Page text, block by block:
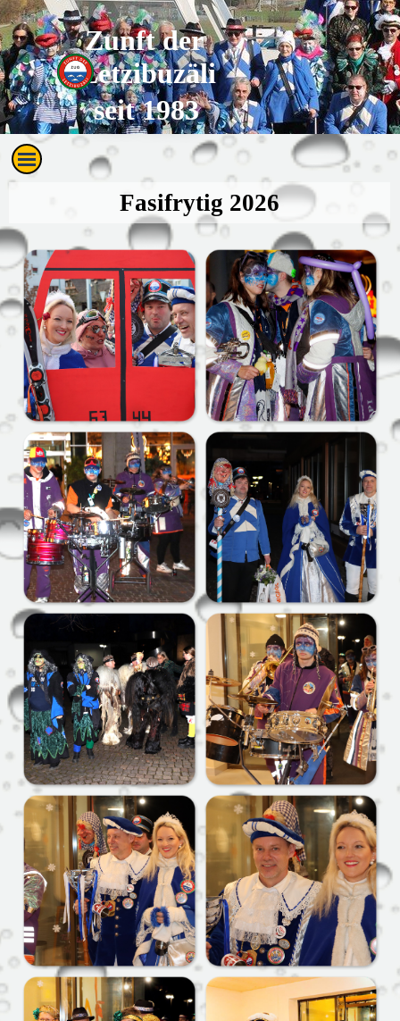
Direkt zum Seiteninhalt
Zunft der
Letzibuzäli
seit 1983
Menü überspringen
Fasifrytig 2026